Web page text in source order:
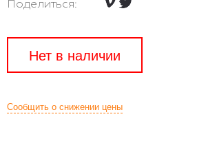
Поделиться:
Нет в наличии
Сообщить о снижении цены